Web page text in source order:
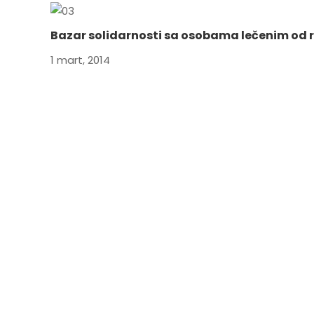
Bazar solidarnosti sa osobama lečenim od
1 mart, 2014